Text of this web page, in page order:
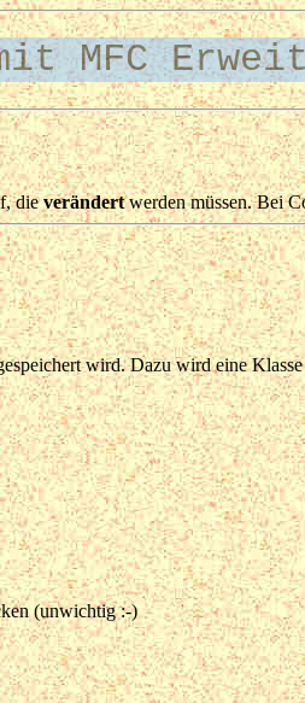
MFC
dieverändertwerden müssen. Bei
wird. Dazu wird eine
(unwichtig :-)